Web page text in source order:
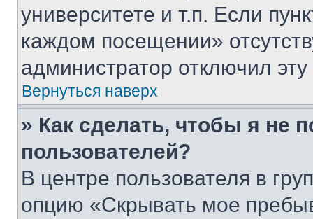
университете и т.п. Если
каждом посещении»
администратор отключил
Вернуться наверх
» Как сделать, чтобы я не
пользователей?
В центре пользователя в
опцию «Скрывать мое